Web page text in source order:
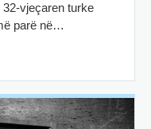
vjeçaren turke
parë në…